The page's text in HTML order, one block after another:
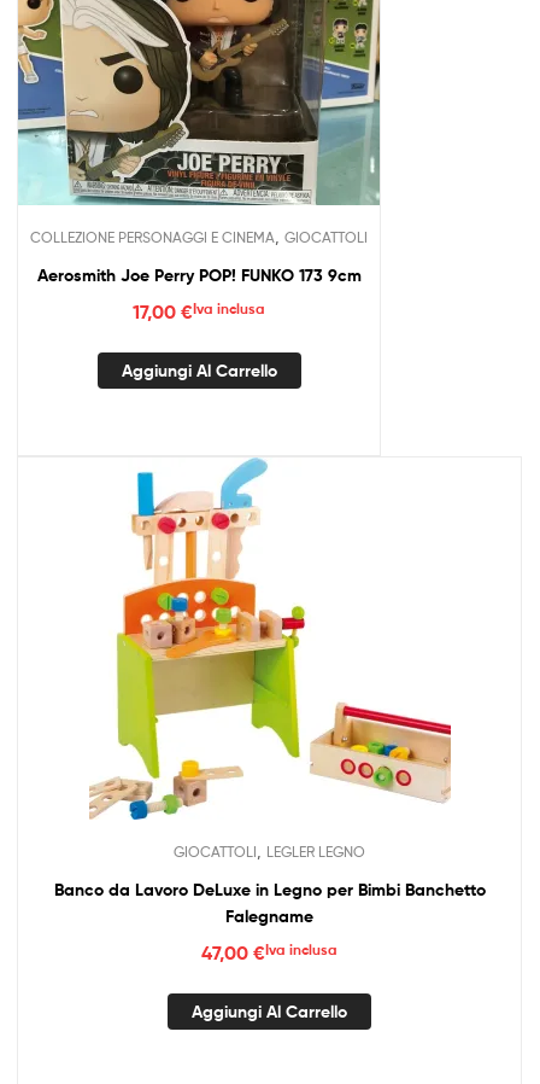
COLLEZIONE PERSONAGGI E CINEMA GIOCATTOLI
Aerosmith Joe Perry POP! FUNKO 173 9cm
17,00 €Iva inclusa
Aggiungi Al Carrello
GIOCATTOLI LEGLER LEGNO
Banco da Lavoro DeLuxe in Legno per Bimbi Banchetto
Falegname
47,00 €Iva inclusa
Aggiungi Al Carrello